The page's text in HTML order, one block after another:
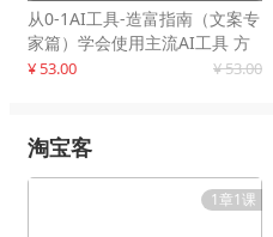
从0-1AI工具-造富指南（文案专
家篇）学会使用主流AI工具 方
法和心法的融合
¥ 53.00 ¥ 53.00
淘宝客
1章1课